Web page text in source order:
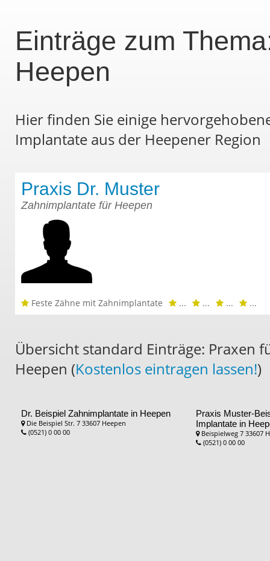
Einträge zum
Heepen
Hier finden Sie einige
Implantate aus der Heepener Region
Praxis Dr. Muster
Zahnimplantate für Heepen
Feste Zähne mit Zahnimplantate ... ... ... ...
Übersicht standard Einträge: Praxen
Heepen (Kostenlos eintragen lassen!)
Dr. Beispiel Zahnimplantate in Heepen
Die Beispiel Str. 7 33607 Heepen
(0521) 0 00 00
Praxis Muster-
Implantate in
Beispielweg 7 33607
(0521) 0 00 00